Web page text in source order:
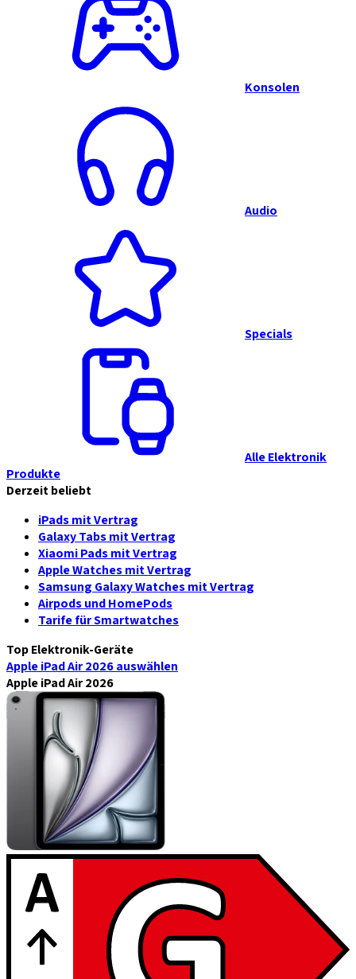
Konsolen
Audio
Specials
Alle Elektronik
Produkte
Derzeit beliebt
iPads mit Vertrag
Galaxy Tabs mit Vertrag
Xiaomi Pads mit Vertrag
Apple Watches mit Vertrag
Samsung Galaxy Watches mit Vertrag
Airpods und HomePods
Tarife für Smartwatches
Top Elektronik-Geräte
Apple iPad Air 2026auswählen
Apple iPad Air 2026